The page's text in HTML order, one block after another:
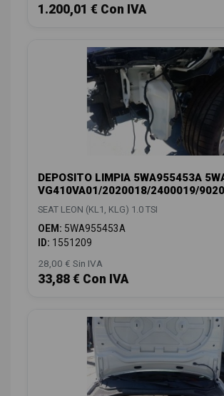
1.200,01 € Con IVA
DEPOSITO LIMPIA 5WA955453A
VG410VA01/2020018/2400019/
SEAT LEON (KL1, KLG) 1.0 TSI
OEM: 5WA955453A
ID: 1551209
28,00 € Sin IVA
33,88 € Con IVA